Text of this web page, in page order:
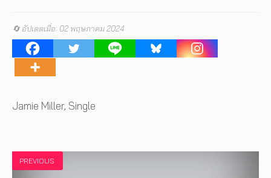
🔄 อัปเดตเมื่อ: 02 พฤษภาคม 2024
Tags
Jamie Miller, Single
PREVIOUS